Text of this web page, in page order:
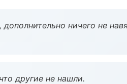
ничего не
другие не нашли.